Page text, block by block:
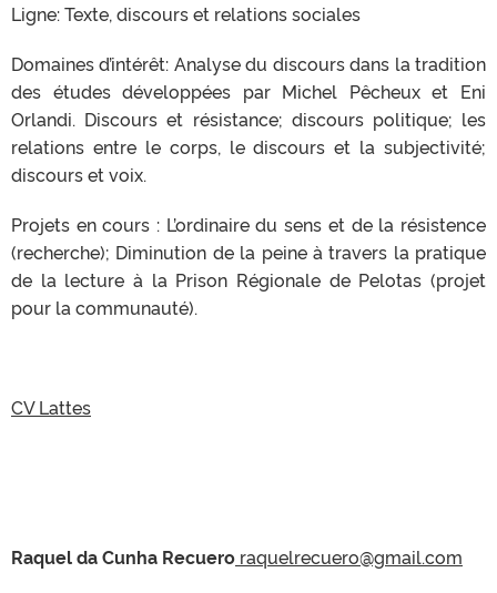
Ligne: Texte, discours et relations sociales
Domaines d’intérêt: Analyse du discours dans la tradition
des études développées par Michel Pêcheux et Eni
Orlandi. Discours et résistance; discours politique; les
relations entre le corps, le discours et la subjectivité;
discours et voix.
Projets en cours : L’ordinaire du sens et de la résistence
(recherche); Diminution de la peine à travers la pratique
de la lecture à la Prison Régionale de Pelotas (projet
pour la communauté).
CV Lattes
Raquel da Cunha Recuero raquelrecuero@gmail.com